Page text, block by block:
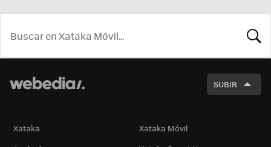
SUBIR
Xataka
Xataka Móvil